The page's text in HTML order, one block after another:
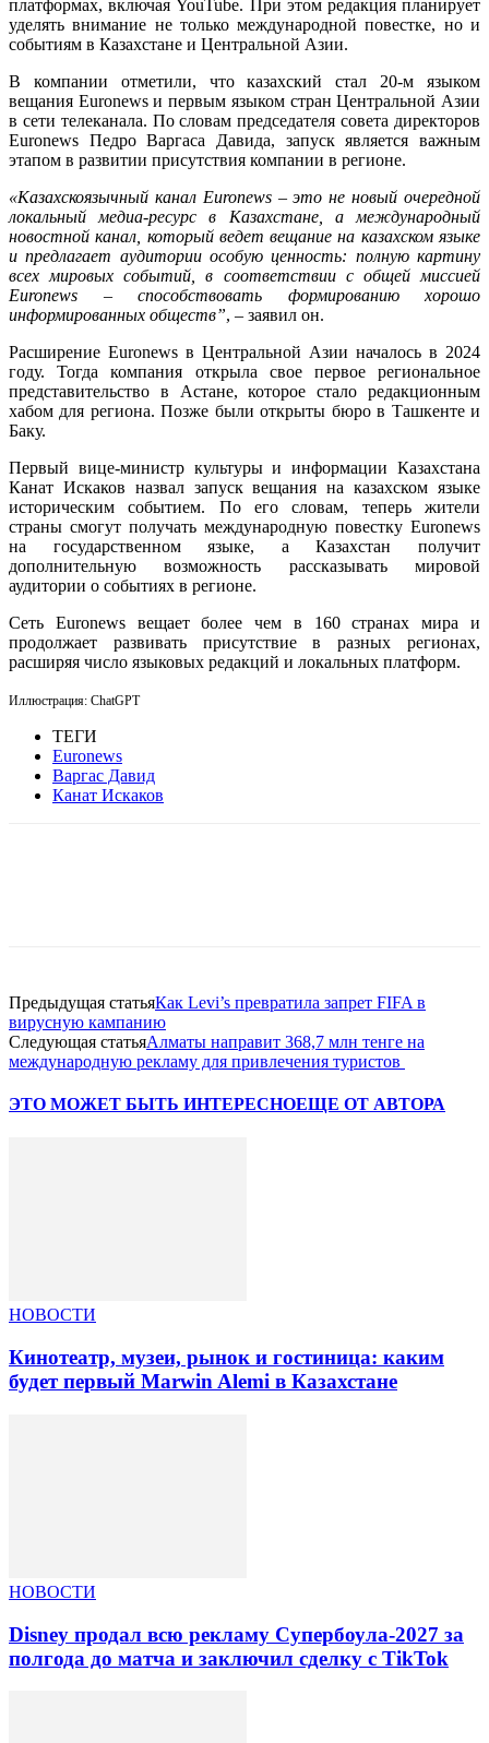
платформах, включая YouTube. При этом редакция планирует
уделять внимание не только международной повестке, но и
событиям в Казахстане и Центральной Азии.
В компании отметили, что казахский стал 20-м языком
вещания Euronews и первым языком стран Центральной Азии
в сети телеканала. По словам председателя совета директоров
Euronews Педро Варгаса Давида, запуск является важным
этапом в развитии присутствия компании в регионе.
«Казахскоязычный канал Euronews – это не новый очередной
локальный медиа-ресурс в Казахстане, а международный
новостной канал, который ведет вещание на казахском языке
и предлагает аудитории особую ценность: полную картину
всех мировых событий, в соответствии с общей миссией
Euronews – способствовать формированию хорошо
информированных обществ”, – заявил он.
Расширение Euronews в Центральной Азии началось в 2024
году. Тогда компания открыла свое первое региональное
представительство в Астане, которое стало редакционным
хабом для региона. Позже были открыты бюро в Ташкенте и
Баку.
Первый вице-министр культуры и информации Казахстана
Канат Искаков назвал запуск вещания на казахском языке
историческим событием. По его словам, теперь жители
страны смогут получать международную повестку Euronews
на государственном языке, а Казахстан получит
дополнительную возможность рассказывать мировой
аудитории о событиях в регионе.
Сеть Euronews вещает более чем в 160 странах мира и
продолжает развивать присутствие в разных регионах,
расширяя число языковых редакций и локальных платформ.
Иллюстрация: ChatGPT
ТЕГИ
Euronews
Варгас Давид
Канат Искаков
Предыдущая статьяКак Levi’s превратила запрет FIFA в
вирусную кампанию
Следующая статьяАлматы направит 368,7 млн тенге на
международную рекламу для привлечения туристов
ЭТО МОЖЕТ БЫТЬ ИНТЕРЕСНОЕЩЕ ОТ АВТОРА
НОВОСТИ
Кинотеатр, музеи, рынок и гостиница: каким
будет первый Marwin Alemi в Казахстане
НОВОСТИ
Disney продал всю рекламу Супербоула-2027 за
полгода до матча и заключил сделку с TikTok